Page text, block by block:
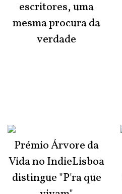
escritores, uma
mesma procura da
verdade
Prémio Árvore da
Vida no IndieLisboa
distingue "P'ra que